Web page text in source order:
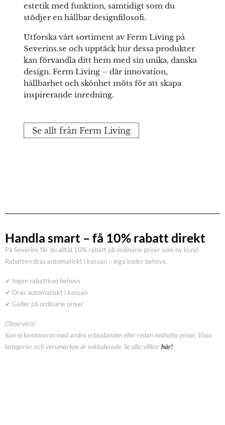
estetik med funktion, samtidigt som du
stödjer en hållbar designfilosofi.
Utforska vårt sortiment av Ferm Living på
Severins.se och upptäck hur dessa produkter
kan förvandla ditt hem med sin unika, danska
design. Ferm Living – där innovation,
hållbarhet och skönhet möts för att skapa
inspirerande inredning.
Se allt från Ferm Living
Handla smart – få 10% rabatt direkt
På Severins får du alltid 10% rabatt på ordinarie priser som ny kund.
Rabatten dras automatiskt i kassan – inga koder behövs.
✔ Ingen rabattkod behövs
✔ Dras automatiskt i kassan
✔ Gäller på ordinarie priser
Observera!
Kan ej kombineras med andra erbjudanden eller redan nedsatta priser. Vissa
kategorier och varumärken är exkluderade. Se alla villkorhär!